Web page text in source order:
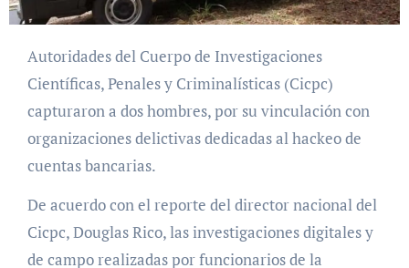
Autoridades del Cuerpo de Investigaciones
Científicas, Penales y Criminalísticas (Cicpc)
capturaron a dos hombres, por su vinculación con
organizaciones delictivas dedicadas al hackeo de
cuentas bancarias.
De acuerdo con el reporte del director nacional del
Cicpc, Douglas Rico, las investigaciones digitales y
de campo realizadas por funcionarios de la